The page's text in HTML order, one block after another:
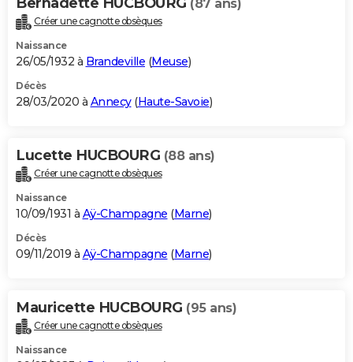
Bernadette HUCBOURG (87 ans)
Créer une cagnotte obsèques
Naissance
26/05/1932 à Brandeville (Meuse)
Décès
28/03/2020 à Annecy(Haute-Savoie)
Lucette HUCBOURG (88 ans)
Créer une cagnotte obsèques
Naissance
10/09/1931 à Aÿ-Champagne (Marne)
Décès
09/11/2019 à Aÿ-Champagne (Marne)
Mauricette HUCBOURG (95 ans)
Créer une cagnotte obsèques
Naissance